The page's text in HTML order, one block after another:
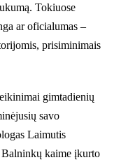
Tokiuose
ar oficialumas –
prisiminimais
gimtadienių
savo
Laimutis
Balninkų kaime įkurto